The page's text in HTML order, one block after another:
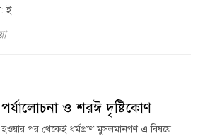
ই…
ও শরঈ দৃষ্টিকোণ
হওয়ার পর থেকেই ধর্মপ্রাণ মুসলমানগণ এ বিষয়ে